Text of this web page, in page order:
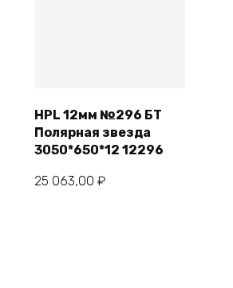
В корзину
HPL 12мм №296 БТ
Полярная звезда
3050*650*12 12296
25 063,00₽